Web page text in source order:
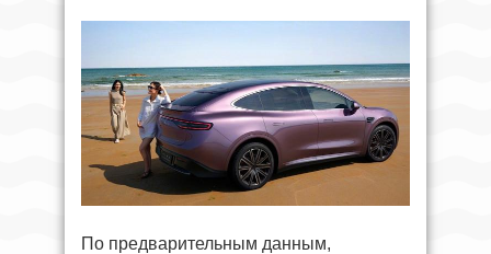
По предварительным данным,